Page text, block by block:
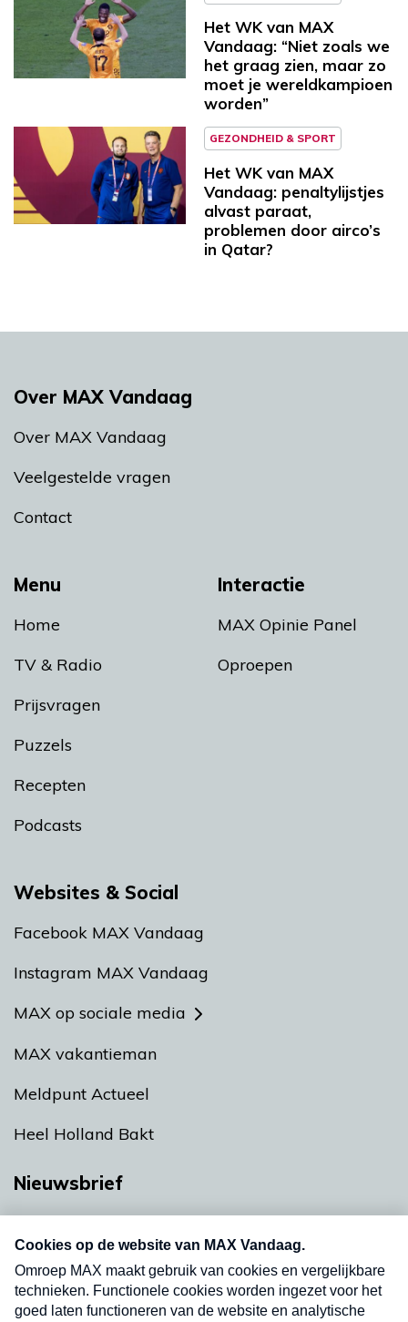
Het WK van MAX
Vandaag: “Niet zoals we
het graag zien, maar zo
moet je wereldkampioen
worden”
GEZONDHEID & SPORT
Het WK van MAX
Vandaag: penaltylijstjes
alvast paraat,
problemen door airco’s
in Qatar?
Menu
Home
TV & Radio
Prijsvragen
Puzzels
Recepten
Podcasts
Interactie
MAX Opinie Panel
Oproepen
Over MAX Vandaag
Over MAX Vandaag
Veelgestelde vragen
Contact
Websites & Social
Facebook MAX Vandaag
Instagram MAX Vandaag
MAX op sociale media
MAX vakantieman
Meldpunt Actueel
Heel Holland Bakt
Nieuwsbrief
nieuwsbrief. Elke vrijdag- en dinsdagochtend in
uw mailbox.
Verzend